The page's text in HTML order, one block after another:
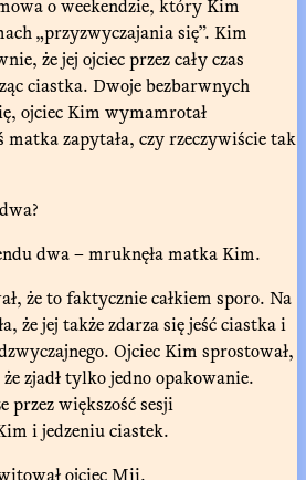
„przyzwyczajania się”. Kim
że jej ojciec przez cały czas
ciastka. Dwoje bezbarwnych
ojciec Kim wymamrotał
matka zapytała, czy rzeczywiście tak
dwa – mruknęła matka Kim.
że to faktycznie całkiem sporo. Na
że jej także zdarza się jeść ciastka i
Ojciec Kim sprostował,
zjadł tylko jedno opakowanie.
przez większość sesji
i jedzeniu ciastek.
ojciec Mii.